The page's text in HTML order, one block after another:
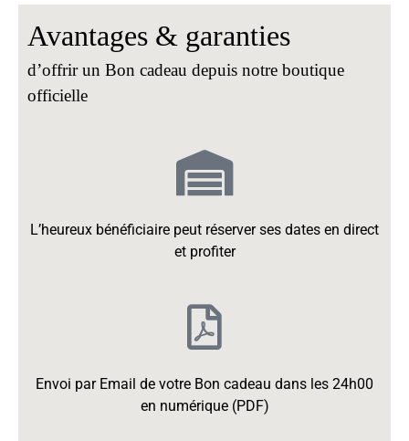
Avantages & garanties
d’offrir un Bon cadeau depuis notre boutique
officielle
L’heureux bénéficiaire peut réserver ses dates en direct
et profiter
Envoi par Email de votre Bon cadeau dans les 24h00
en numérique (PDF)